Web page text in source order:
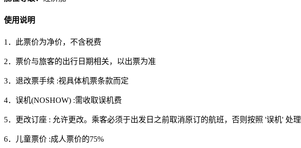
使用说明
1．此票价为净价，不含税费
2．票价与旅客的出行日期相关，以出票为准
3．退改票手续 :视具体机票条款而定
4．误机(NOSHOW) :需收取误机费
5．更改订座 : 允许更改。乘客必须于出发日之前取消原订的航班，否则按照 '误机' 处理
6．儿童票价 :成人票价的75%